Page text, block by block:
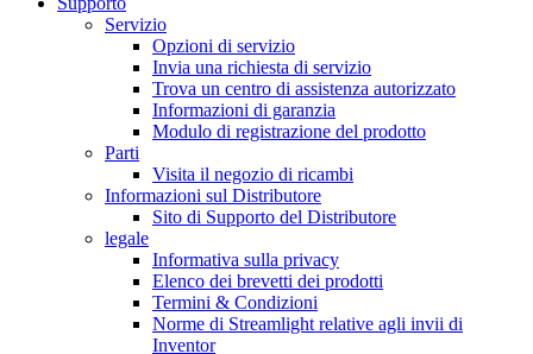
Servizio
Opzioni di servizio
Invia una richiesta di servizio
Trova un centro di assistenza autorizzato
Informazioni di garanzia
Modulo di registrazione del prodotto
Parti
Visita il negozio di ricambi
Informazioni sul Distributore
Sito di Supporto del Distributore
legale
Informativa sulla privacy
Elenco dei brevetti dei prodotti
Termini & Condizioni
Norme di Streamlight relative agli invii di
Inventor